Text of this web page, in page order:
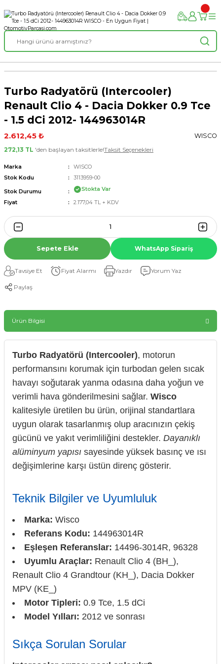
Turbo Radyatörü (Intercooler)
Renault Clio 4 - Dacia Dokker 0.9 Tce
- 1.5 dCi 2012- 144963014R
2.612,45 ₺
WISCO
272,13 TL 'den başlayan taksitlerle!Taksit Seçenekleri
Marka
WISCO
Stok Kodu
3113959-00
Stok Durumu
Stokta Var
Fiyat
2.177,04 TL + KDV
Sepete Ekle WhatsApp Sipariş
Tavsiye Et Fiyat Alarmı Yazdır Yorum Yaz
Paylaş
Ürün Bilgisi
Turbo Radyatörü (Intercooler), motorun
performansını korumak için turbodan gelen sıcak
havayı soğutarak yanma odasına daha yoğun ve
verimli hava gönderilmesini sağlar. Wisco
kalitesiyle üretilen bu ürün, orijinal standartlara
uygun olarak tasarlanmış olup aracınızın çekiş
gücünü ve yakıt verimliliğini destekler. Dayanıklı
alüminyum yapısı sayesinde yüksek basınç ve ısı
değişimlerine karşı üstün direnç gösterir.
Teknik Bilgiler ve Uyumluluk
Marka: Wisco
Referans Kodu: 144963014R
Eşleşen Referanslar: 14496-3014R, 96328
Uyumlu Araçlar: Renault Clio 4 (BH_),
Renault Clio 4 Grandtour (KH_), Dacia Dokker
MPV (KE_)
Motor Tipleri: 0.9 Tce, 1.5 dCi
Model Yılları: 2012 ve sonrası
Sıkça Sorulan Sorular